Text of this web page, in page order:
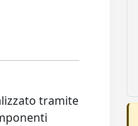
tramite